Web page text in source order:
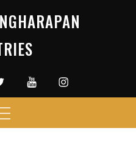
YoutubeInstagram